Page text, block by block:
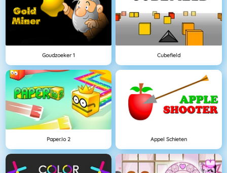
Goudzoeker 1 Cubefield
Paper.io 2 Appel Schieten